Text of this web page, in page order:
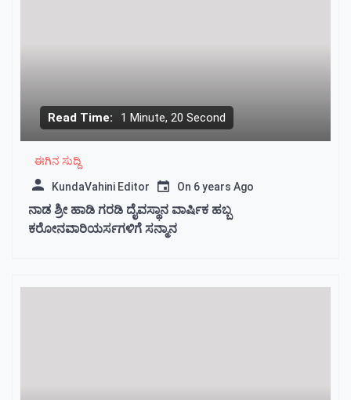
Read Time: 1 Minute, 20 Second
ಈಗಿನ ಸುದ್ದಿ
KundaVahini Editor On 6 years Ago
ನಾಡ ಶ್ರೀ ಹಾಡಿ ಗರಡಿ ದೈವಸ್ಥಾನ ವಾರ್ಷಿಕ ಹಬ್ಬ
ಕರೋನವಾರಿಯರ್ಸಗಳಿಗೆ ಸನ್ಮಾನ